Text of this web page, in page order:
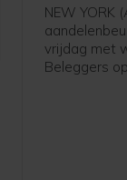
NEW YORK
vrijdag met
Beleggers